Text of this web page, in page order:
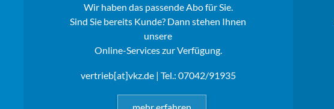
Wir haben das passende Abo für Sie.
Sind Sie bereits Kunde? Dann stehen Ihnen
unsere
Online-Services zur Verfügung.
vertrieb[at]vkz.de| Tel.: 07042/91935